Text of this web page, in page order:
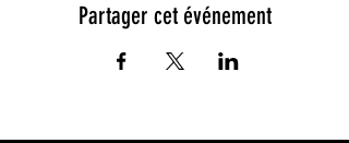
Partager cet événement